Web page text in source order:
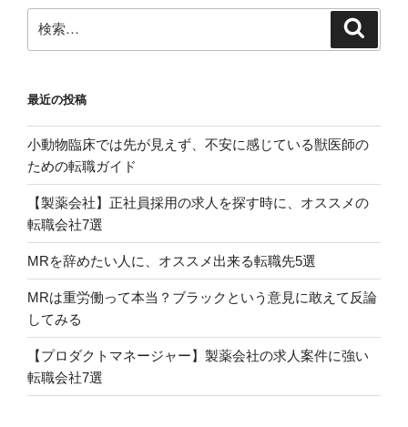
索:
最近の投稿
小動物臨床では先が見えず、不安に感じている獣医師の
ための転職ガイド
【製薬会社】正社員採用の求人を探す時に、オススメの
転職会社7選
MRを辞めたい人に、オススメ出来る転職先5選
MRは重労働って本当？ブラックという意見に敢えて反論
してみる
【プロダクトマネージャー】製薬会社の求人案件に強い
転職会社7選